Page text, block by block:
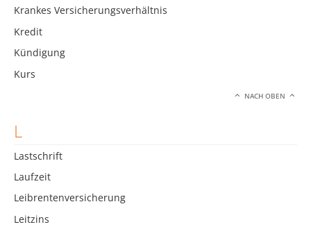
Krankes Versicherungsverhältnis
Kredit
Kündigung
Kurs
NACH OBEN
L
Lastschrift
Laufzeit
Leibrentenversicherung
Leitzins